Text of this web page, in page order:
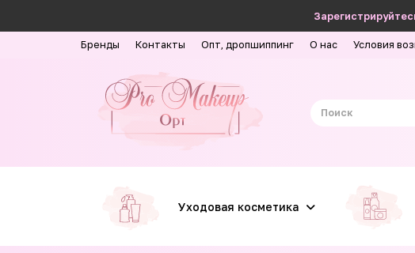
Бренды Контакты Опт, дропшиппинг О нас Условия
Уходовая косметика